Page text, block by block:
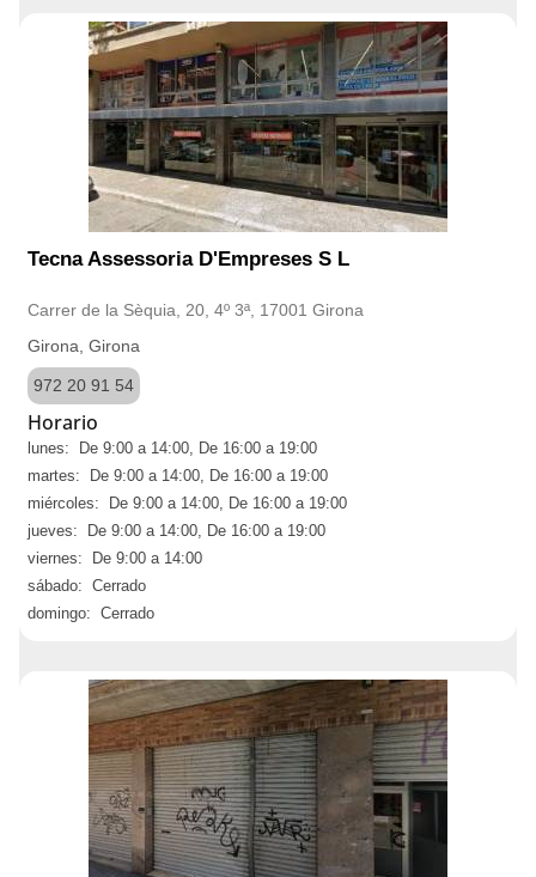
Tecna Assessoria D'Empreses S L
Carrer de la Sèquia, 20, 4º 3ª, 17001 Girona
Girona, Girona
972 20 91 54
Horario
lunes: De 9:00 a 14:00, De 16:00 a 19:00
martes: De 9:00 a 14:00, De 16:00 a 19:00
miércoles: De 9:00 a 14:00, De 16:00 a 19:00
jueves: De 9:00 a 14:00, De 16:00 a 19:00
viernes: De 9:00 a 14:00
sábado: Cerrado
domingo: Cerrado